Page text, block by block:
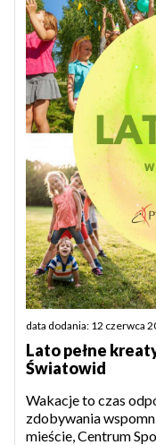
data dodania: 12 czerwca
Lato pełne
Światowid
Wakacje to czas
zdobywania
mieście, Centrum